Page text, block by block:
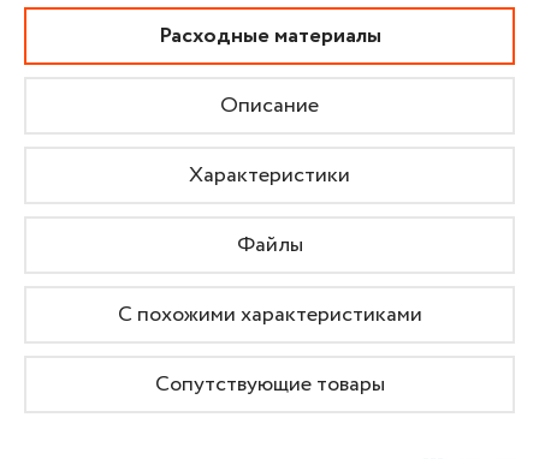
Расходные материалы
Описание
Характеристики
Файлы
С похожими характеристиками
Сопутствующие товары